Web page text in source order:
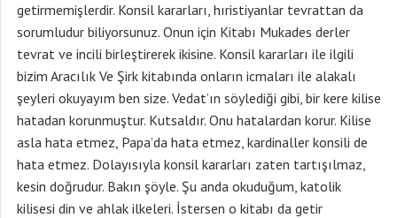
getirmemişlerdir. Konsil kararları, hıristiyanlar tevrattan da
sorumludur biliyorsunuz. Onun için Kitabı Mukades derler
tevrat ve incili birleştirerek ikisine. Konsil kararları ile ilgili
bizim Aracılık Ve Şirk kitabında onların icmaları ile alakalı
şeyleri okuyayım ben size. Vedat’ın söylediği gibi, bir kere kilise
hatadan korunmuştur. Kutsaldır. Onu hatalardan korur. Kilise
asla hata etmez, Papa’da hata etmez, kardinaller konsili de
hata etmez. Dolayısıyla konsil kararları zaten tartışılmaz,
kesin doğrudur. Bakın şöyle. Şu anda okuduğum, katolik
kilisesi din ve ahlak ilkeleri. İstersen o kitabı da getir